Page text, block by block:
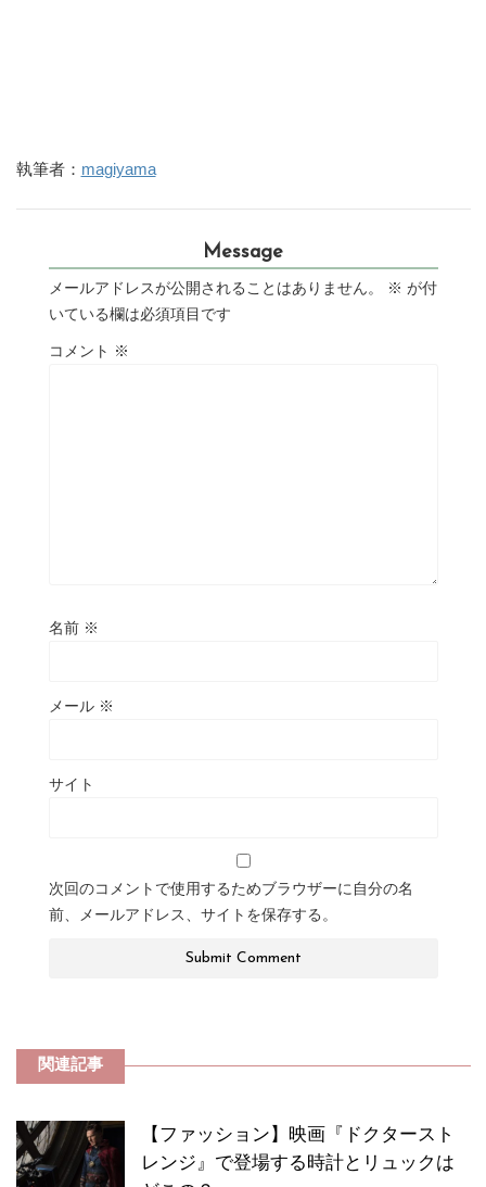
執筆者： magiyama
Message
メールアドレスが公開されることはありません。 ※ が付
いている欄は必須項目です
コメント ※
名前 ※
メール ※
サイト
次回のコメントで使用するためブラウザーに自分の名
前、メールアドレス、サイトを保存する。
関連記事
【ファッション】映画『ドクタースト
レンジ』で登場する時計とリュックは